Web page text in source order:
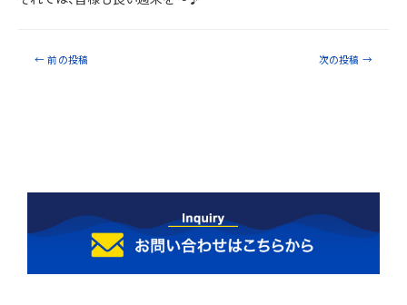
← 前の投稿 次の投稿 →